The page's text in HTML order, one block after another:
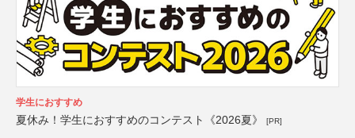
学生におすすめ
夏休み！学生におすすめのコンテスト《2026夏》 [PR]